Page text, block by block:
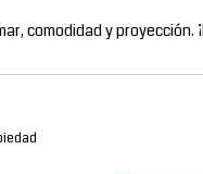
comodidad y